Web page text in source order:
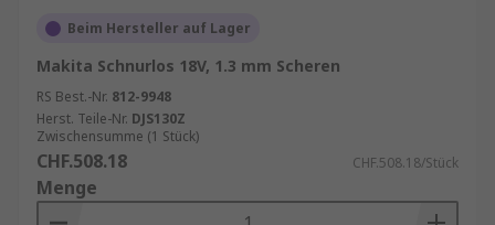
Beim Hersteller auf Lager
Makita Schnurlos 18V, 1.3 mm Scheren
RS Best.-Nr. 812-9948
Herst. Teile-Nr. DJS130Z
Zwischensumme (1 Stück)
CHF.508.18 CHF.508.18/Stück
Menge